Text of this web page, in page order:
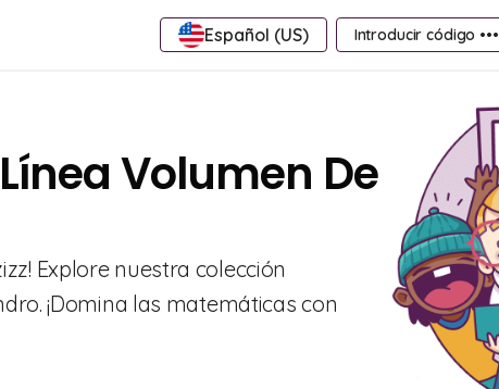
Español (US) Introducir código •••
Volumen De
Explore nuestra colección
¡Domina las matemáticas con